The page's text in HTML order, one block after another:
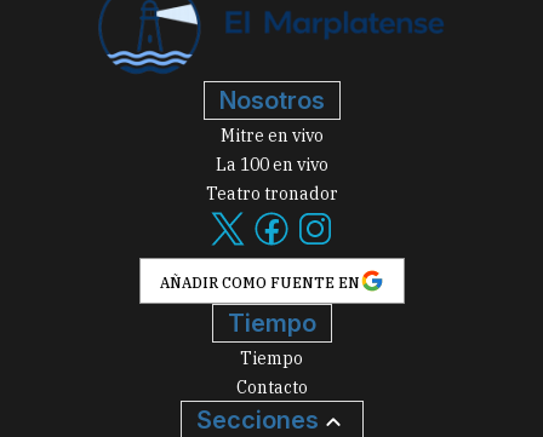
Nosotros
Mitre en vivo
La 100 en vivo
Teatro tronador
AÑADIR COMO FUENTE EN
Tiempo
Tiempo
Contacto
Secciones